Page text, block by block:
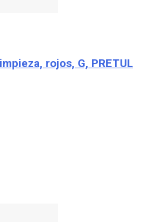
rojos, G, PRETUL